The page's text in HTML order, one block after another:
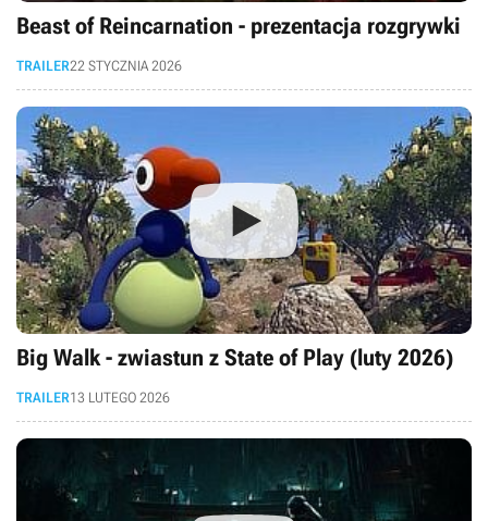
Beast of Reincarnation - prezentacja rozgrywki
TRAILER22 STYCZNIA 2026
Big Walk - zwiastun z State of Play (luty 2026)
TRAILER13 LUTEGO 2026